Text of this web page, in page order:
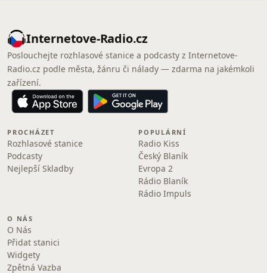
Internetove-Radio.cz
Poslouchejte rozhlasové stanice a podcasty z Internetove-
Radio.cz podle města, žánru či nálady — zdarma na jakémkoli
zařízení.
PROCHÁZET
Rozhlasové stanice
Podcasty
Nejlepší Skladby
POPULÁRNÍ
Radio Kiss
Český Blaník
Evropa 2
Rádio Blaník
Rádio Impuls
O NÁS
O Nás
Přidat stanici
Widgety
Zpětná Vazba